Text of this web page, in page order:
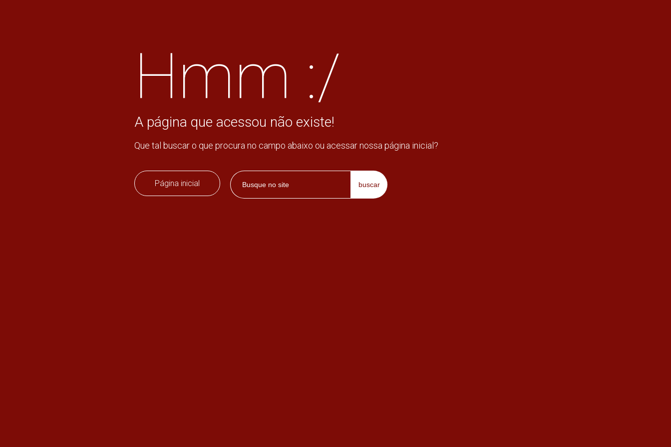
Hmm :/
A página que acessou não existe!
Que tal buscar o que procura no campo abaixo ou acessar nossa página inicial?
Página inicial